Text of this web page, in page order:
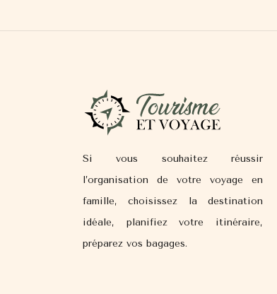
Si vous souhaitez réussir
l’organisation de votre voyage en
famille, choisissez la destination
idéale, planifiez votre itinéraire,
préparez vos bagages.